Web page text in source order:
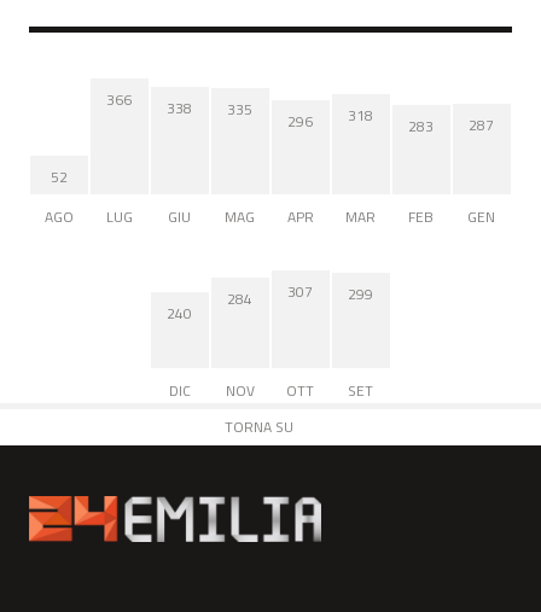
52
AGO
366
LUG
338
GIU
335
MAG
296
APR
318
MAR
283
FEB
287
GEN
240
DIC
284
NOV
307
OTT
299
SET
TORNA SU